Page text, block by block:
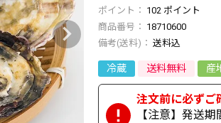
102 ポイント
商品番号
18710600
送料込
冷蔵 送料無料 産
【注意】発送